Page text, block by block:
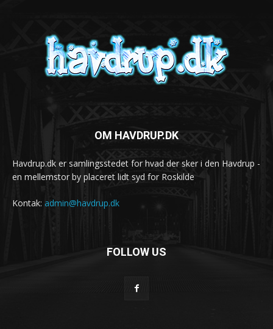
OM HAVDRUP.DK
Havdrup.dk er samlingsstedet for hvad der sker i den Havdrup -
en mellemstor by placeret lidt syd for Roskilde
Kontak: admin@havdrup.dk
FOLLOW US